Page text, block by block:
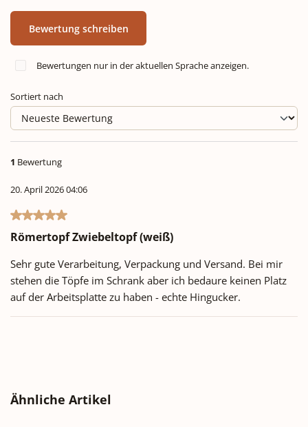
Bewertung schreiben
Bewertungen nur in der aktuellen Sprache anzeigen.
Sortiert nach
1 Bewertung
20. April 2026 04:06
Bewertung mit 5 von 5 Sternen
Römertopf Zwiebeltopf (weiß)
Sehr gute Verarbeitung, Verpackung und Versand. Bei mir
stehen die Töpfe im Schrank aber ich bedaure keinen Platz
auf der Arbeitsplatte zu haben - echte Hingucker.
Produktgalerie überspringen
Ähnliche Artikel